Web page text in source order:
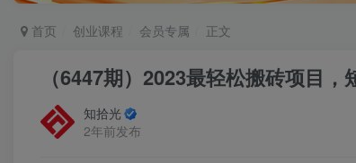
首页 创业课程 会员专属 正文
（6447期）2023最轻松搬砖项目
知拾光
2年前发布